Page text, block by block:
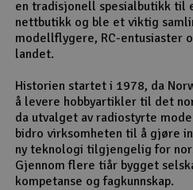
en tradisjonell spesialbutikk til
nettbutikk og ble et viktig
modellflygere, RC-entusiaster
landet.
Historien startet i 1978, da
å levere hobbyartikler til det
da utvalget av radiostyrte
bidro virksomheten til å gjøre
ny teknologi tilgjengelig for
Gjennom flere tiår bygget
kompetanse og fagkunnskap.